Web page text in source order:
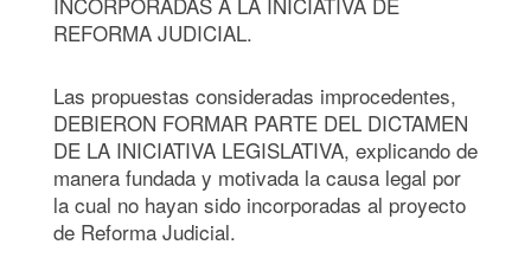
REFORMA JUDICIAL.
Las propuestas consideradas improcedentes,
DEBIERON FORMAR PARTE DEL DICTAMEN
DE LA INICIATIVA LEGISLATIVA, explicando de
manera fundada y motivada la causa legal por
la cual no hayan sido incorporadas al proyecto
de Reforma Judicial.